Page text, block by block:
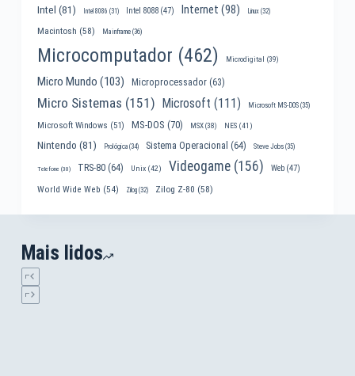
Intel (81) Intel 8086 (31) Intel 8088(47) Internet (98) Linux(32)
Macintosh (58) Mainframe(36)
Microcomputador (462) Microdigital (39)
Micro Mundo (103) Microprocessador(63)
Micro Sistemas (151) Microsoft (111) Microsoft MS-DOS(35)
Microsoft Windows (51) MS-DOS (70) MSX(38) NES(41)
Nintendo (81) Prológica(34) Sistema Operacional (64) Steve Jobs(35)
Telefone (30) TRS-80(64) Unix(42) Videogame(156) Web(47)
World Wide Web (54) Zilog(32) Zilog Z-80 (58)
Mais lidos